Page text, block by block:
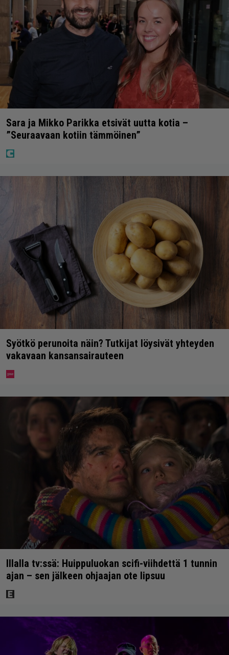
Sara ja Mikko Parikka etsivät uutta kotia –
”Seuraavaan kotiin tämmöinen”
Syötkö perunoita näin? Tutkijat löysivät yhteyden
vakavaan kansansairauteen
Illalla tv:ssä: Huippuluokan scifi-viihdettä 1 tunnin
ajan – sen jälkeen ohjaajan ote lipsuu